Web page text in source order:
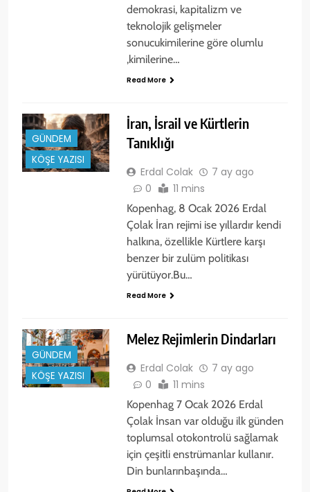
demokrasi, kapitalizm ve
teknolojik gelişmeler
sonucukimilerine göre olumlu
,kimilerine…
Read More
GÜNDEM
KÖŞE YAZISI
İran, İsrail ve Kürtlerin
Tanıklığı
Erdal Colak
7 ay ago
0
11 mins
Kopenhag, 8 Ocak 2026 Erdal
Çolak İran rejimi ise yıllardır kendi
halkına, özellikle Kürtlere karşı
benzer bir zulüm politikası
yürütüyor.Bu…
Read More
GÜNDEM
KÖŞE YAZISI
Melez Rejimlerin Dindarları
Erdal Colak
7 ay ago
0
11 mins
Kopenhag 7 Ocak 2026 Erdal
Çolak İnsan var olduğu ilk günden
toplumsal otokontrolü sağlamak
için çeşitli enstrümanlar kullanır.
Din bunlarınbaşında…